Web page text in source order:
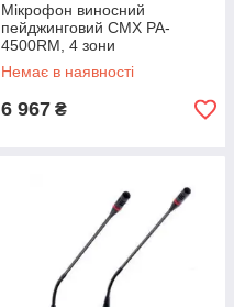
Мікрофон виносний
пейджинговий CMX PA-
4500RM, 4 зони
Немає в наявності
6 967 ₴